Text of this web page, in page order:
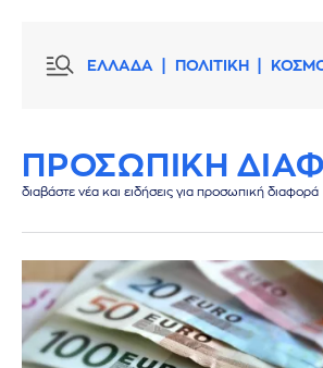
ΕΛΛΑΔΑ ΠΟΛΙΤΙΚΗ
ΠΡΟΣΩΠΙΚΗ
διαβάστε νέα και ειδήσεις για προσωπική διαφορά